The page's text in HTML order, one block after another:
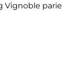
Vignoble parie